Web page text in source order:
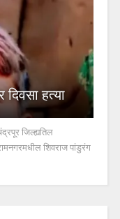
हत्या
जिल्ह्यतिल
शिवराज पांडुरंग